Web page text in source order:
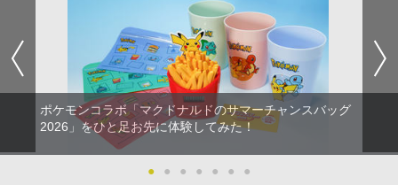
ポケモンコラボ「マクドナルドのサマーチャンスバッグ
2026」をひと足お先に体験してみた！
● ● ● ● ● ● ●